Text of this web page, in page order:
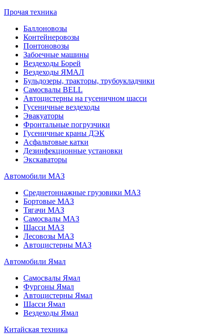
Прочая техника
Баллоновозы
Контейнеровозы
Понтоновозы
Забоечные машины
Вездеходы Борей
Вездеходы ЯМАЛ
Бульдозеры, тракторы, трубоукладчики
Самосвалы BELL
Автоцистерны на гусеничном шасси
Гусеничные вездеходы
Эвакуаторы
Фронтальные погрузчики
Гусеничные краны ДЭК
Асфальтовые катки
Дезинфекционные установки
Экскаваторы
Автомобили МАЗ
Среднетоннажные грузовики МАЗ
Бортовые МАЗ
Тягачи МАЗ
Самосвалы МАЗ
Шасси МАЗ
Лесовозы МАЗ
Автоцистерны МАЗ
Автомобили Ямал
Самосвалы Ямал
Фургоны Ямал
Автоцистерны Ямал
Шасси Ямал
Вездеходы Ямал
Китайская техника